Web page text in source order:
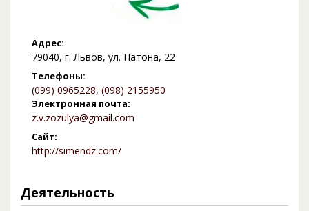
Адрес:
79040, г. Львов, ул. Патона, 22
Телефоны:
(099) 0965228, (098) 2155950
Электронная почта:
z.v.zozulya@gmail.com
Сайт:
http://simendz.com/
Деятельность